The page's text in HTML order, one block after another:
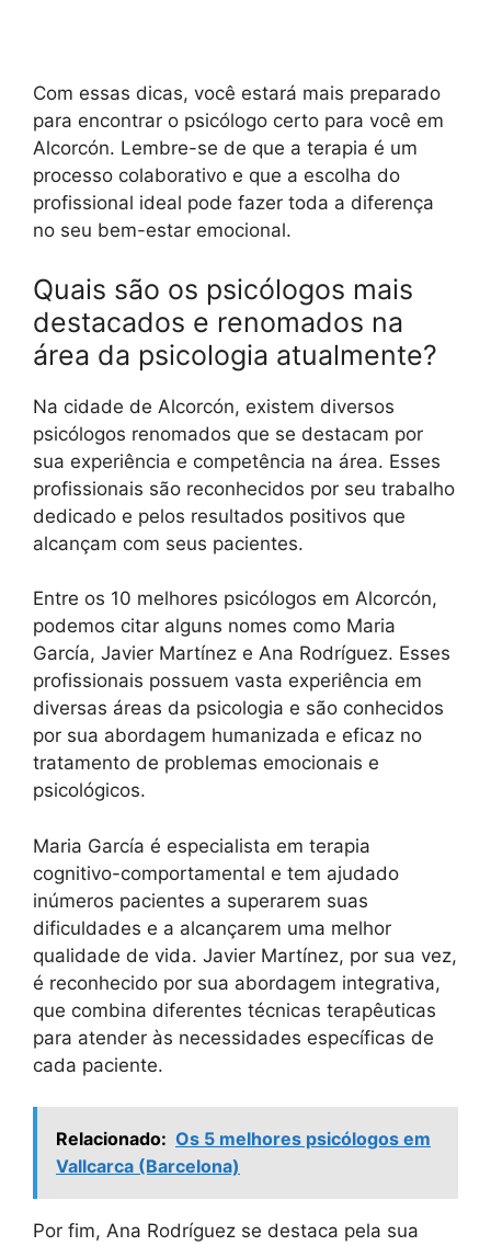
Com essas dicas, você estará mais preparado
para encontrar o psicólogo certo para você em
Alcorcón. Lembre-se de que a terapia é um
processo colaborativo e que a escolha do
profissional ideal pode fazer toda a diferença
no seu bem-estar emocional.
Quais são os psicólogos mais
destacados e renomados na
área da psicologia atualmente?
Na cidade de Alcorcón, existem diversos
psicólogos renomados que se destacam por
sua experiência e competência na área. Esses
profissionais são reconhecidos por seu trabalho
dedicado e pelos resultados positivos que
alcançam com seus pacientes.
Entre os 10 melhores psicólogos em Alcorcón,
podemos citar alguns nomes como Maria
García, Javier Martínez e Ana Rodríguez. Esses
profissionais possuem vasta experiência em
diversas áreas da psicologia e são conhecidos
por sua abordagem humanizada e eficaz no
tratamento de problemas emocionais e
psicológicos.
Maria García é especialista em terapia
cognitivo-comportamental e tem ajudado
inúmeros pacientes a superarem suas
dificuldades e a alcançarem uma melhor
qualidade de vida. Javier Martínez, por sua vez,
é reconhecido por sua abordagem integrativa,
que combina diferentes técnicas terapêuticas
para atender às necessidades específicas de
cada paciente.
Relacionado: Os 5 melhores psicólogos em
Vallcarca (Barcelona)
Por fim, Ana Rodríguez se destaca pela sua